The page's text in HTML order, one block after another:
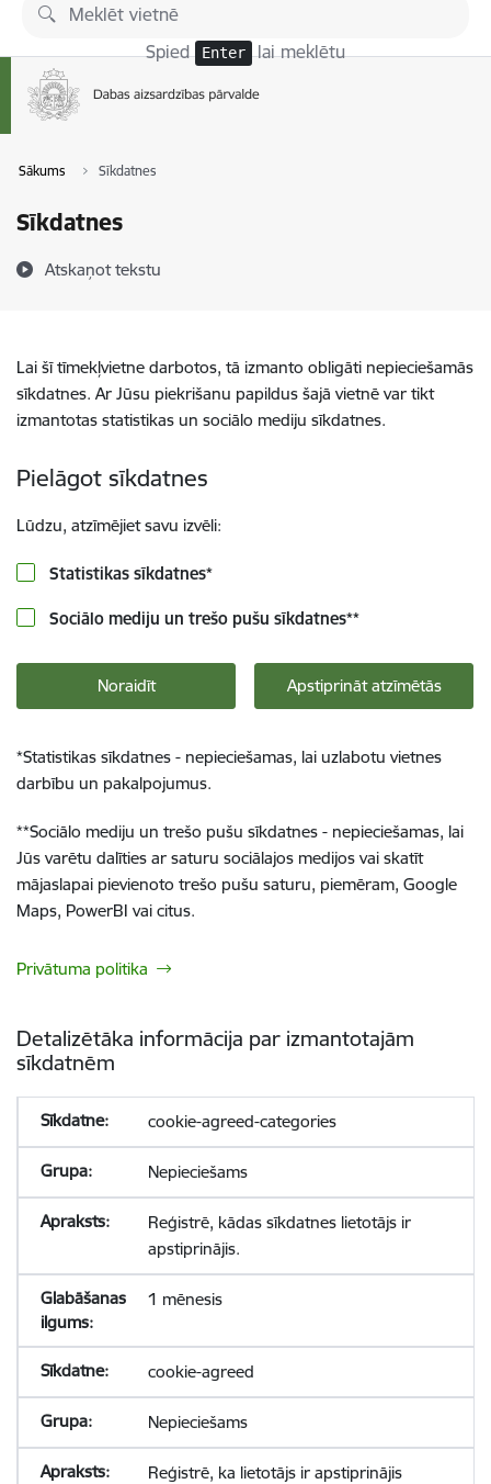
Pāriet uz lapas saturu
Spied Enter lai meklētu
Sākums Sīkdatnes
Sīkdatnes
Atskaņot tekstu
Lai šī tīmekļvietne darbotos, tā izmanto obligāti nepieciešamās
sīkdatnes. Ar Jūsu piekrišanu papildus šajā vietnē var tikt
izmantotas statistikas un sociālo mediju sīkdatnes.
Pielāgot sīkdatnes
Lūdzu, atzīmējiet savu izvēli:
Statistikas sīkdatnes*
Sociālo mediju un trešo pušu sīkdatnes**
Noraidīt Apstiprināt atzīmētās
*Statistikas sīkdatnes - nepieciešamas, lai uzlabotu vietnes
darbību un pakalpojumus.
**Sociālo mediju un trešo pušu sīkdatnes - nepieciešamas, lai
Jūs varētu dalīties ar saturu sociālajos medijos vai skatīt
mājaslapai pievienoto trešo pušu saturu, piemēram, Google
Maps, PowerBI vai citus.
Privātuma politika
Detalizētāka informācija par izmantotajām
sīkdatnēm
cookie-agreed-categories
Nepieciešams
Reģistrē, kādas sīkdatnes lietotājs ir
apstiprinājis.
1 mēnesis
cookie-agreed
Nepieciešams
Reģistrē, ka lietotājs ir apstiprinājis